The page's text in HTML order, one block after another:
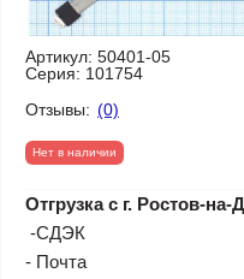
Артикул: 50401-05
Серия: 101754
Отзывы: (0)
Нет в наличии
Отгрузка с г. Ростов-на-
-СДЭК
- Почта